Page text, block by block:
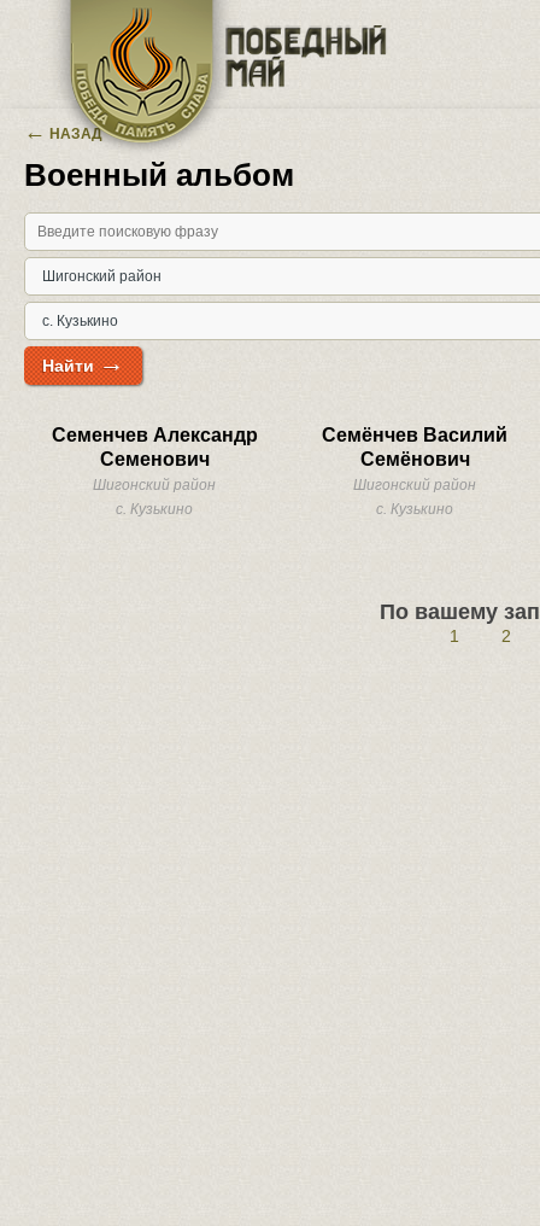
Перейти к основному содержанию
← НАЗАД
Военный альбом
Найти→
Семенчев Александр
Семенович
Шигонский район
с. Кузькино
Семёнчев Василий
Семёнович
Шигонский район
с. Кузькино
По вашему
1 2